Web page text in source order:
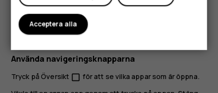
Lås skärmen i stående läge genom att svepa nedåt från
skärmens överkant och tryck på
Använda navigeringsknapparna
Tryck på Översikt check_box_outline_blank för att se vilka appar som är öppna.
Acceptera alla